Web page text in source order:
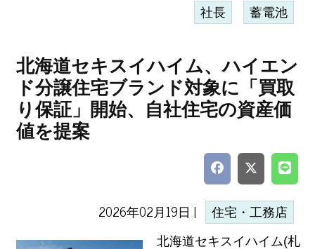
社長 蓄電池
北海道セキスイハイム、ハイエン
ド分譲住宅ブランド対象に「買取
り保証」開始、自社住宅の資産価
値を提案
2026年02月19日 | 住宅・工務店
北海道セキスイハイム(札